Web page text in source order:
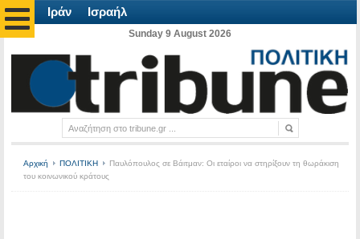
Ιράν Ισραήλ
Sunday 9 August 2026
Αρχική ΠΟΛΙΤΙΚΗ
Παυλόπουλος σε Βάιτμαν: Οι εταίροι να στηρίξουν τη θωράκιση
του κοινωνικού κράτους